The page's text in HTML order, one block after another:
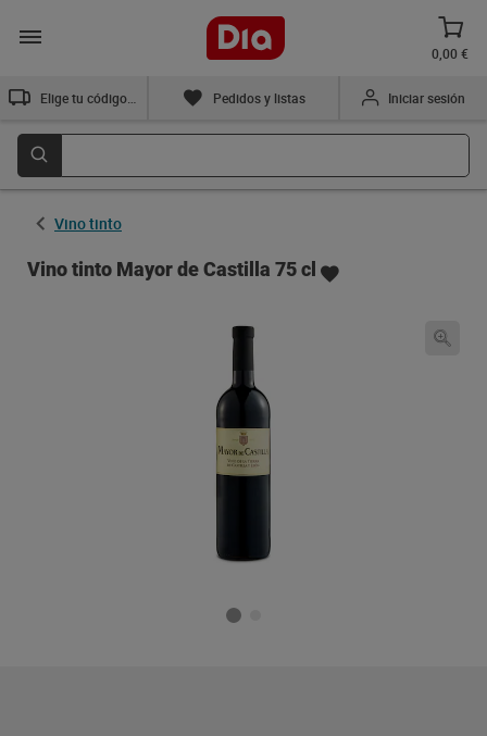
0,00 €
Pedidos y listas Iniciar sesión
Vino tinto
Vino tinto Mayor de Castilla 75 cl